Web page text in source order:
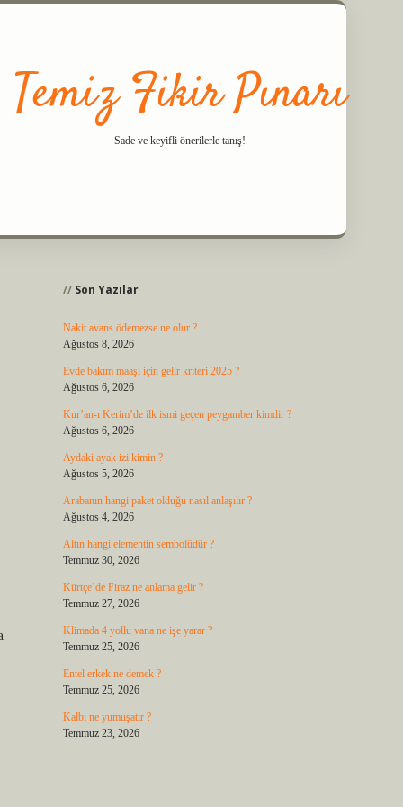
Temiz Fikir Pınarı
Sade ve keyifli önerilerle tanış!
Son Yazılar
Nakit avans ödemezse ne olur ?
Ağustos 8, 2026
Evde bakım maaşı için gelir kriteri 2025 ?
Ağustos 6, 2026
Kur’an-ı Kerim’de ilk ismi geçen peygamber kimdir ?
Ağustos 6, 2026
Aydaki ayak izi kimin ?
Ağustos 5, 2026
Arabanın hangi paket olduğu nasıl anlaşılır ?
Ağustos 4, 2026
Altın hangi elementin sembolüdür ?
Temmuz 30, 2026
Kürtçe’de Firaz ne anlama gelir ?
Temmuz 27, 2026
Klimada 4 yollu vana ne işe yarar ?
Temmuz 25, 2026
Entel erkek ne demek ?
Temmuz 25, 2026
Kalbi ne yumuşatır ?
Temmuz 23, 2026